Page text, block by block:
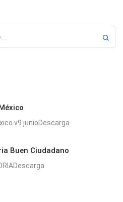
v9 junioDescarga
Buen Ciudadano